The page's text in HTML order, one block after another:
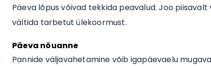
Päeva lõpus võivad tekkida peavalud. Joo
vältida tarbetut ülekoormust.
Päeva nõuanne
Pannide väljavahetamine võib igapäevaelu